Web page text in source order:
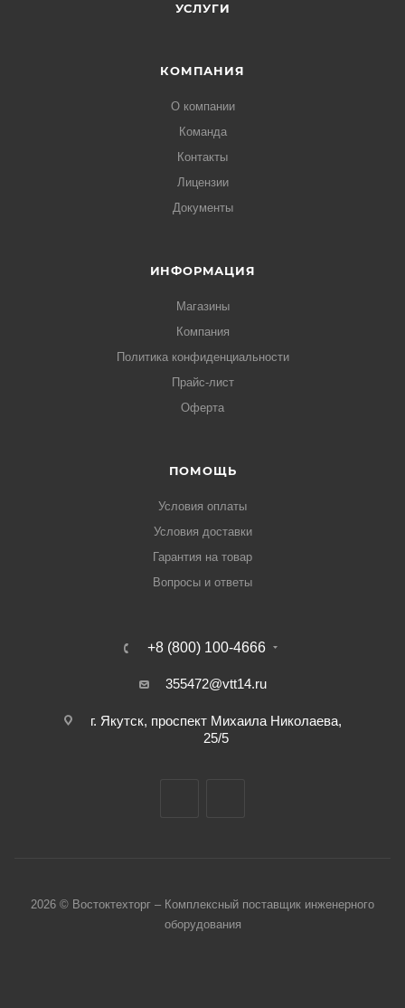
УСЛУГИ
КОМПАНИЯ
О компании
Команда
Контакты
Лицензии
Документы
ИНФОРМАЦИЯ
Магазины
Компания
Политика конфиденциальности
Прайс-лист
Оферта
ПОМОЩЬ
Условия оплаты
Условия доставки
Гарантия на товар
Вопросы и ответы
+8 (800) 100-4666
355472@vtt14.ru
г. Якутск, проспект Михаила Николаева,
25/5
2026 © Востоктехторг – Комплексный поставщик инженерного
оборудования